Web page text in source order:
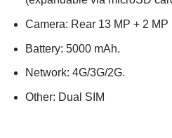
Camera: Rear 13 MP + 2 MP
Battery: 5000 mAh.
Network: 4G/3G/2G.
Other: Dual SIM